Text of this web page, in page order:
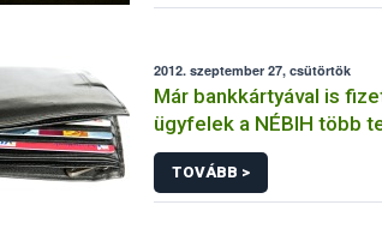
2012. szeptember 27, csütörtök
Már bankkártyával is
ügyfelek a NÉBIH több
TOVÁBB >